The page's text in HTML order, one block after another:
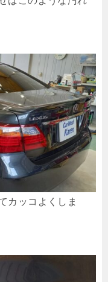
カッコよくしま